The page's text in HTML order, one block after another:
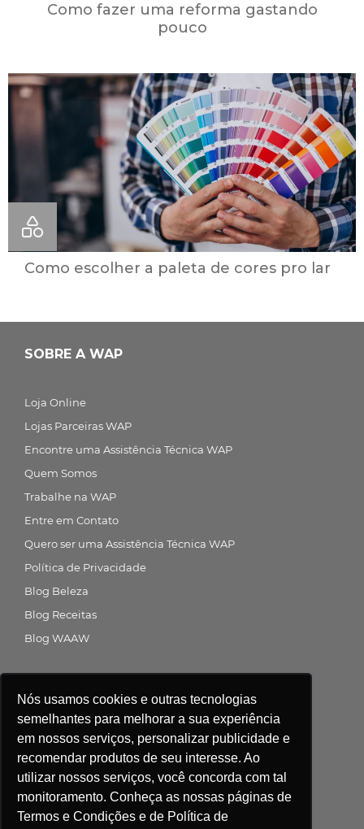
Nós usamos cookies e outras tecnologias
semelhantes para melhorar a sua experiência
em nossos serviços, personalizar publicidade e
recomendar produtos de seu interesse. Ao
utilizar nossos serviços, você concorda com tal
monitoramento. Conheça as nossas páginas de
Termos e Condições e de Política de
Como fazer uma reforma gastando
pouco
Como escolher a paleta de cores pro lar
SOBRE A WAP
Loja Online
Lojas Parceiras WAP
Encontre uma Assistência Técnica WAP
Quem Somos
Trabalhe na WAP
Entre em Contato
Quero ser uma Assistência Técnica WAP
Política de Privacidade
Blog Beleza
Blog Receitas
Blog WAAW
Central de atendimento
Compre agora